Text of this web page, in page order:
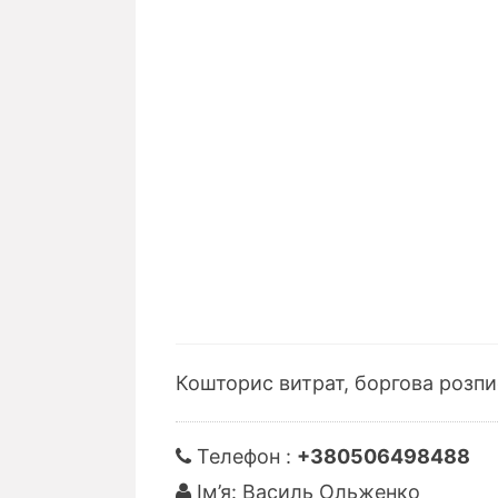
Кошторис витрат, боргова
Телефон : +380506498488
Ім’я: Василь Ольженко